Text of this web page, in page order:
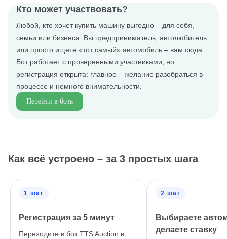
Кто может участвовать?
Любой, кто хочет купить машину выгодно – для себя,
семьи или бизнеса. Вы предприниматель, автолюбитель
или просто ищете «тот самый» автомобиль – вам сюда.
Бот работает с проверенными участниками, но
регистрация открыта: главное – желание разобраться в
процессе и немного внимательности.
Перейти в бота
Как всё устроено – за 3 простых шага
1 шаг
Регистрация за 5 минут
Переходите в бот TTS Auction в
2 шаг
Выбираете
делаете ставку